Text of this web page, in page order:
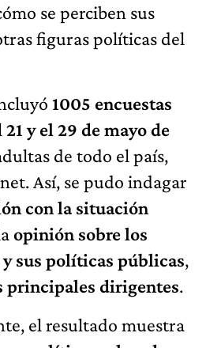
se perciben sus
figuras políticas del
1005 encuestas
21 y el 29 de mayo de
de todo el país,
Así, se pudo indagar
con la situación
opinión sobre los
sus políticas públicas,
principales dirigentes.
el resultado muestra